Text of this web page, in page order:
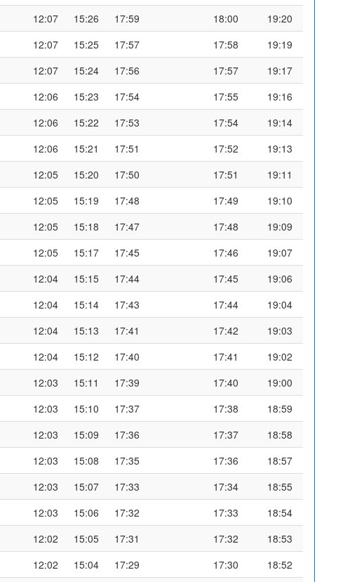
12:07 15:26 17:59 18:00
19:20
12:07 15:25 17:57 17:58
19:19
12:07 15:24 17:56 17:57
19:17
12:06 15:23 17:54 17:55
19:16
12:06 15:22 17:53 17:54
19:14
12:06 15:21 17:51 17:52
19:13
12:05 15:20 17:50 17:51
19:11
12:05 15:19 17:48 17:49
19:10
12:05 15:18 17:47 17:48
19:09
12:05 15:17 17:45 17:46
19:07
12:04 15:15 17:44 17:45
19:06
12:04 15:14 17:43 17:44
19:04
12:04 15:13 17:41 17:42
19:03
12:04 15:12 17:40 17:41
19:02
12:03 15:11 17:39 17:40
19:00
12:03 15:10 17:37 17:38
18:59
12:03 15:09 17:36 17:37
18:58
12:03 15:08 17:35 17:36
18:57
12:03 15:07 17:33 17:34
18:55
12:03 15:06 17:32 17:33
18:54
12:02 15:05 17:31 17:32
18:53
12:02 15:04 17:29 17:30
18:52